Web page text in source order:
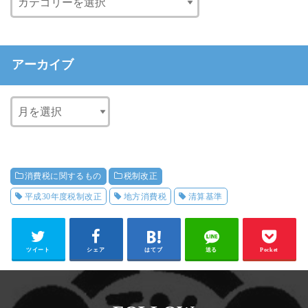
アーカイブ
消費税に関するもの 税制改正
平成30年度税制改正 地方消費税 清算基準
ツイート シェア はてブ 送る Pocket